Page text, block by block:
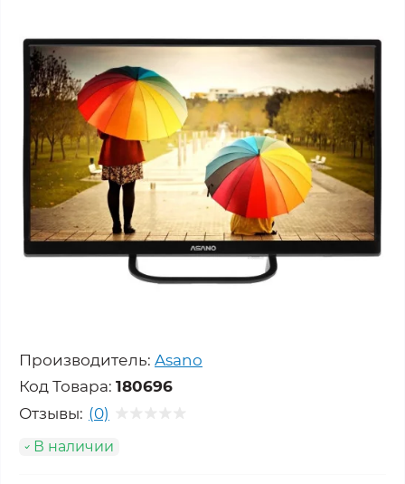
Производитель: Asano
Код Товара: 180696
Отзывы: (0)
В наличии